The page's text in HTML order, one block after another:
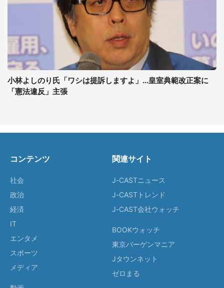
小林よしのり氏「ワシは提訴しますよ」...皇室典範改正案に
「憲法違反」主張
コンテンツ
社会
政治
経済
IT
エンタメ
スポーツ
メディア
関連サイト
J-CASTニュース
J-CASTトレンド
J-CAST会社ウォッチ
BOOKウォッチ
東京バーゲンマニア
Jタウンネット
ゼロまる